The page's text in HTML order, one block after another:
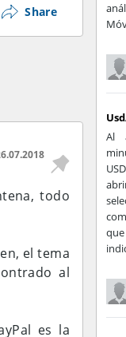
Share
todo
el tema
al
es la
Al